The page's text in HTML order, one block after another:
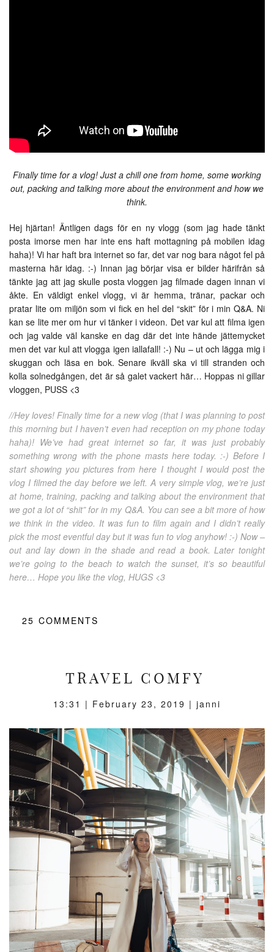
Finally time for a vlog! Just a chill one from home, some working
out, packing and talking more about the environment and how we
think.
Hej hjärtan! Äntligen dags för en ny vlogg (som jag hade tänkt
posta imorse men har inte ens haft mottagning på mobilen idag
haha)! Vi har haft bra internet so far, det var nog bara något fel på
masterna här idag. :-) Innan jag börjar visa er bilder härifrån så
tänkte jag att jag skulle posta vloggen jag filmade dagen innan vi
åkte. En väldigt enkel vlogg, vi är hemma, tränar, packar och
pratar lite om miljön som vi fick en hel del “skit” för i min Q&A. Ni
kan se lite mer om hur vi tänker i videon. Det var kul att filma igen
och jag valde väl kanske en dag där det inte hände jättemycket
men det var kul att vlogga igen iallafall! :-) Nu – ut och lägga mig i
skuggan och läsa en bok. Senare ikväll ska vi till stranden och
kolla solnedgången, det är så galet vackert här… Hoppas ni gillar
vloggen, PUSS <3
//Hey loves! Finally time for a new vlog (that I was planning to post
this morning but I haven’t even had reception on my phone today
haha)! We’ve had great internet so far, it was just probably
something wrong with the phone masts here today. :-) Before I
start showing you pictures from here I thought I would post the
vlog I filmed the day before we left. A very simple vlog, we’re just
at home, training, packing and talking about the environment that
we got a lot of “shit” for in my Q&A. You can see a bit more of how
we think in the video. It was fun to film again and I didn’t really
pick the most eventful day but it was fun to vlog anyhow! :-) Now –
out and lay down in the shade and read a book. Later tonight
we’re going to the beach to watch the sunset, it’s so beautiful
here… Hope you like the vlog, HUGS <3
25 COMMENTS
TRAVEL COMFY
13:31 | February 23, 2019 | janni